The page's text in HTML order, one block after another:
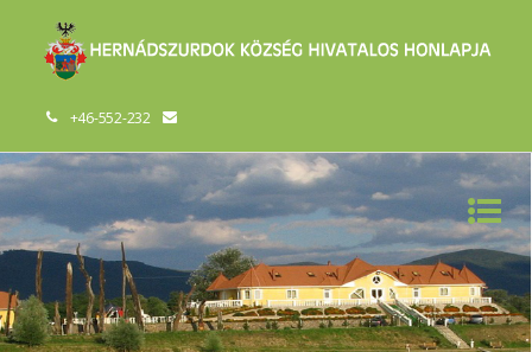
+46-552-232